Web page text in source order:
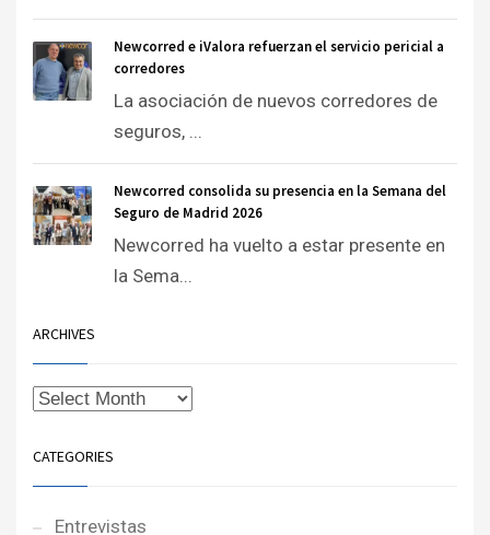
Newcorred e iValora refuerzan el servicio pericial a
corredores
La asociación de nuevos corredores de
seguros, ...
Newcorred consolida su presencia en la Semana del
Seguro de Madrid 2026
Newcorred ha vuelto a estar presente en
la Sema...
ARCHIVES
CATEGORIES
Entrevistas